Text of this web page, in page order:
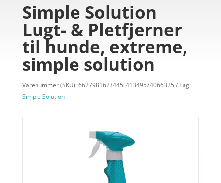
Simple Solution
Lugt- & Pletfjerner
til hunde, extreme,
simple solution
Varenummer (SKU):6627981623445_41349574066325
Tag:
Simple Solution